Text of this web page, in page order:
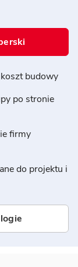
budowy
po stronie
firmy
do projektu i